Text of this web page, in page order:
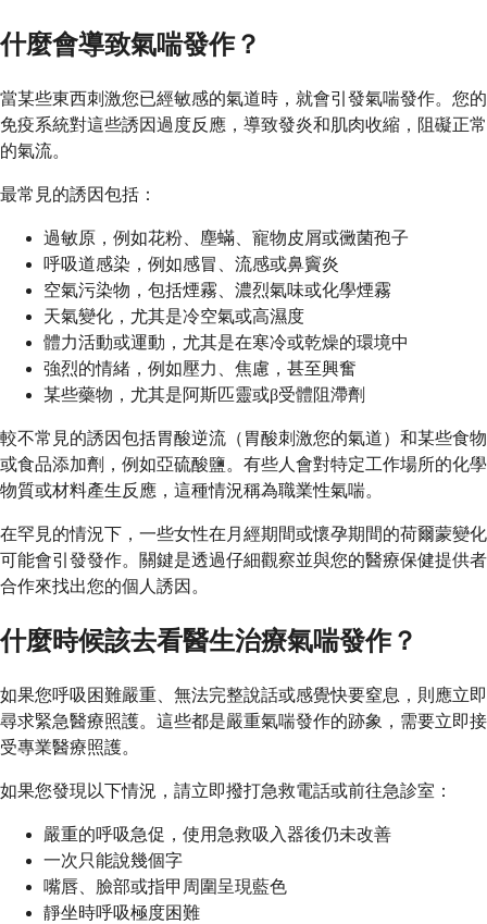
什麼會導致氣喘發作？
當某些東西刺激您已經敏感的氣道時，就會引發氣喘發作。您的
免疫系統對這些誘因過度反應，導致發炎和肌肉收縮，阻礙正常
的氣流。
最常見的誘因包括：
過敏原，例如花粉、塵蟎、寵物皮屑或黴菌孢子
呼吸道感染，例如感冒、流感或鼻竇炎
空氣污染物，包括煙霧、濃烈氣味或化學煙霧
天氣變化，尤其是冷空氣或高濕度
體力活動或運動，尤其是在寒冷或乾燥的環境中
強烈的情緒，例如壓力、焦慮，甚至興奮
某些藥物，尤其是阿斯匹靈或β受體阻滯劑
較不常見的誘因包括胃酸逆流（胃酸刺激您的氣道）和某些食物
或食品添加劑，例如亞硫酸鹽。有些人會對特定工作場所的化學
物質或材料產生反應，這種情況稱為職業性氣喘。
在罕見的情況下，一些女性在月經期間或懷孕期間的荷爾蒙變化
可能會引發發作。關鍵是透過仔細觀察並與您的醫療保健提供者
合作來找出您的個人誘因。
什麼時候該去看醫生治療氣喘發作？
如果您呼吸困難嚴重、無法完整說話或感覺快要窒息，則應立即
尋求緊急醫療照護。這些都是嚴重氣喘發作的跡象，需要立即接
受專業醫療照護。
如果您發現以下情況，請立即撥打急救電話或前往急診室：
嚴重的呼吸急促，使用急救吸入器後仍未改善
一次只能說幾個字
嘴唇、臉部或指甲周圍呈現藍色
靜坐時呼吸極度困難